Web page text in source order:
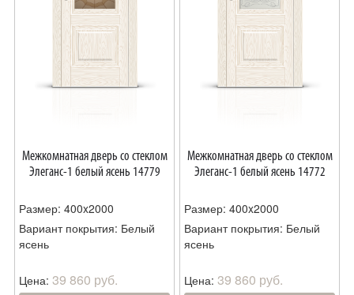
Межкомнатная дверь со стеклом
Элеганс-1 белый ясень 14779
Размер: 400x2000
Вариант покрытия: Белый
ясень
Цена: 39 860 руб.
Межкомнатная дверь со стеклом
Элеганс-1 белый ясень 14772
Размер: 400x2000
Вариант покрытия: Белый
ясень
Цена: 39 860 руб.